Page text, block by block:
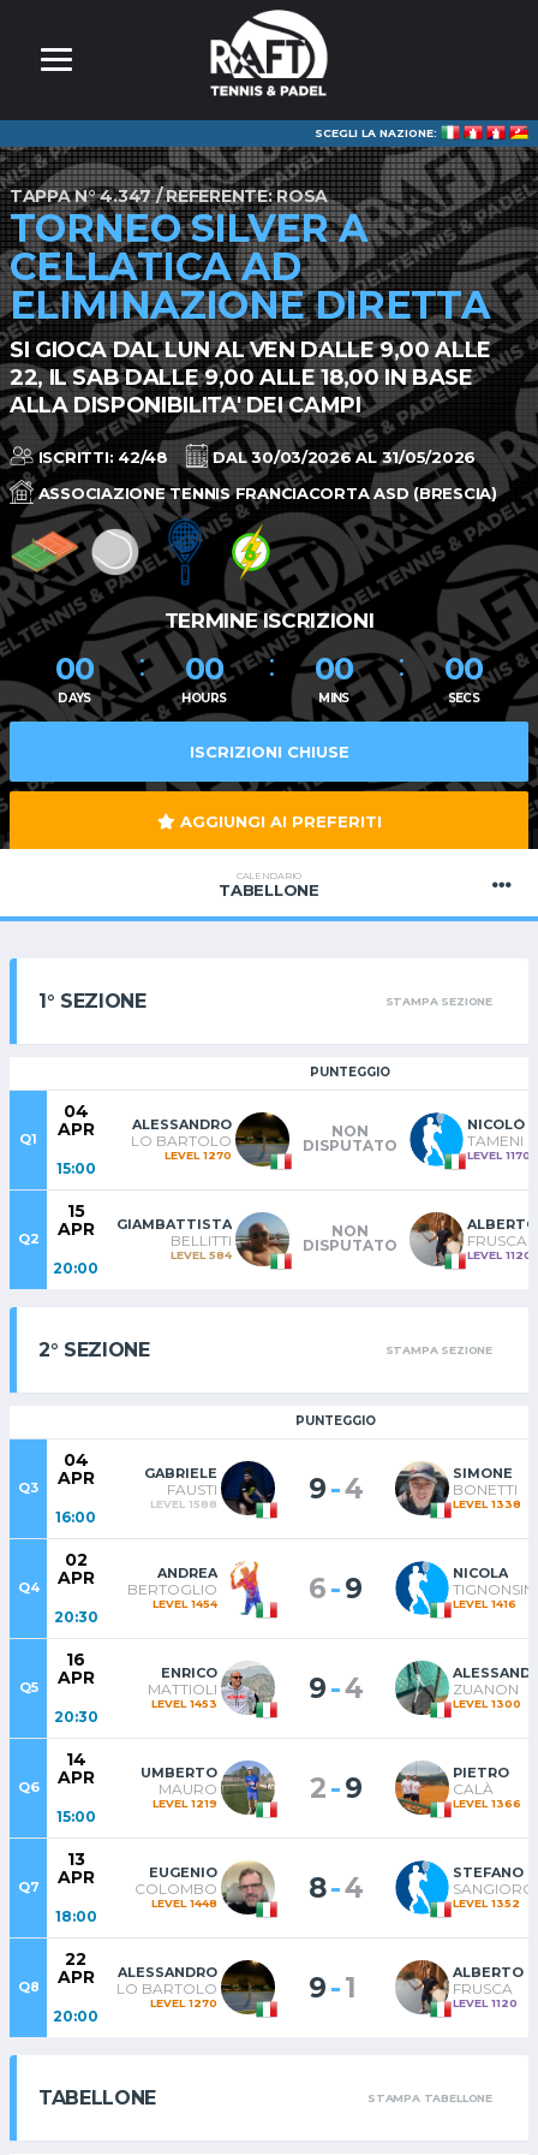
SCEGLI LA NAZIONE:
TAPPA N° 4.347 / REFERENTE: ROSA
TORNEO SILVER A
CELLATICA AD
ELIMINAZIONE DIRETTA
SI GIOCA DAL LUN AL VEN DALLE 9,00 ALLE
22, IL SAB DALLE 9,00 ALLE 18,00 IN BASE
ALLA DISPONIBILITA' DEI CAMPI
ISCRITTI: 42/48
DAL 30/03/2026 AL 31/05/2026
ASSOCIAZIONE TENNIS FRANCIACORTA ASD (BRESCIA)
TERMINE ISCRIZIONI
00
DAYS
00
HOURS
00
MINS
00
SECS
ISCRIZIONI CHIUSE
AGGIUNGI AI PREFERITI
CALENDARIO
TABELLONE
1° SEZIONE STAMPA SEZIONE
PUNTEGGIO
Q1
04
APR
15:00
ALESSANDRO
LO BARTOLO
LEVEL 1270
NON
DISPUTATO
NICOLÒ
TAMENI
LEVEL 1170
Q2
15
APR
20:00
GIAMBATTISTA
BELLITTI
LEVEL 584
NON
DISPUTATO
ALBERTO
FRUSCA
LEVEL 1120
2° SEZIONE STAMPA SEZIONE
PUNTEGGIO
Q3
04
APR
16:00
GABRIELE
FAUSTI
LEVEL 1588 9-4 SIMONE
BONETTI
LEVEL 1338
Q4
02
APR
20:30
ANDREA
BERTOGLIO
LEVEL 1454 6-9 NICOLA
TIGNONSINI
LEVEL 1416
Q5
16
APR
20:30
ENRICO
MATTIOLI
LEVEL 1453 9-4 ZUANON
LEVEL 1300
Q6
14
APR
15:00
UMBERTO
MAURO
LEVEL 1219 2-9 PIETRO
CALÀ
LEVEL 1366
Q7
13
APR
18:00
EUGENIO
COLOMBO
LEVEL 1448 8-4 STEFANO
SANGIORGI
LEVEL 1352
Q8
22
APR
20:00
ALESSANDRO
LO BARTOLO
LEVEL 1270 9-1 ALBERTO
FRUSCA
LEVEL 1120
TABELLONE STAMPA TABELLONE